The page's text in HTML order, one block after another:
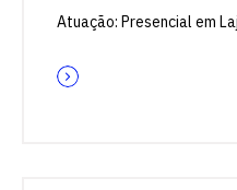
Atuação: Presencial em